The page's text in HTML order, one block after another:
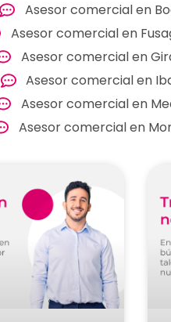
Asesor comercial en
Asesor comercial en
Asesor comercial en
Asesor comercial en
Asesor comercial en
Asesor comercial en